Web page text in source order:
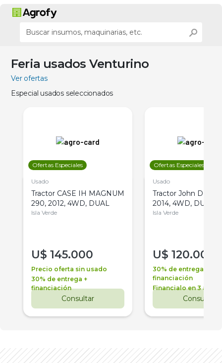
Feria usados Venturino
Ver ofertas
Especial usados seleccionados
Ofertas Especiales
Usado
Tractor CASE IH MAGNUM
290, 2012, 4WD, DUAL
Isla Verde
U$ 145.000
Precio oferta sin usado
30% de entrega +
financiación
Consultar
Ofertas Especiales
Usado
Tractor John Deere
2014, 4WD, DUAL
Isla Verde
U$ 120.000
30% de entrega +
financiación
Financialo en 3 años
Consultar